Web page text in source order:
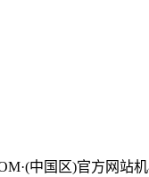
中国区)官方网